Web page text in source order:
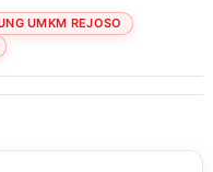
UMKM REJOSO